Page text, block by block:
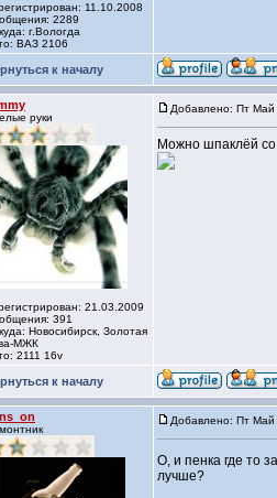
11.10.2008
2289
г.Вологда
ВАЗ 2106
к началу
руки
21.03.2009
391
Новосибирск, Золотая
МЖК
2111 16v
Добавлено: Пт
Можно шпаклёй со
к началу
Добавлено: Пт
О, и пенка где то
лучше?